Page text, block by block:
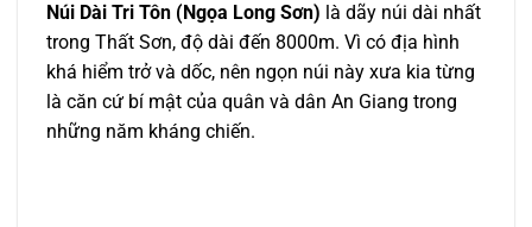
Núi Dài Tri Tôn (Ngọa Long Sơn) là dãy núi dài nhất
trong Thất Sơn, độ dài đến 8000m. Vì có địa hình
khá hiểm trở và dốc, nên ngọn núi này xưa kia từng
là căn cứ bí mật của quân và dân An Giang trong
những năm kháng chiến.